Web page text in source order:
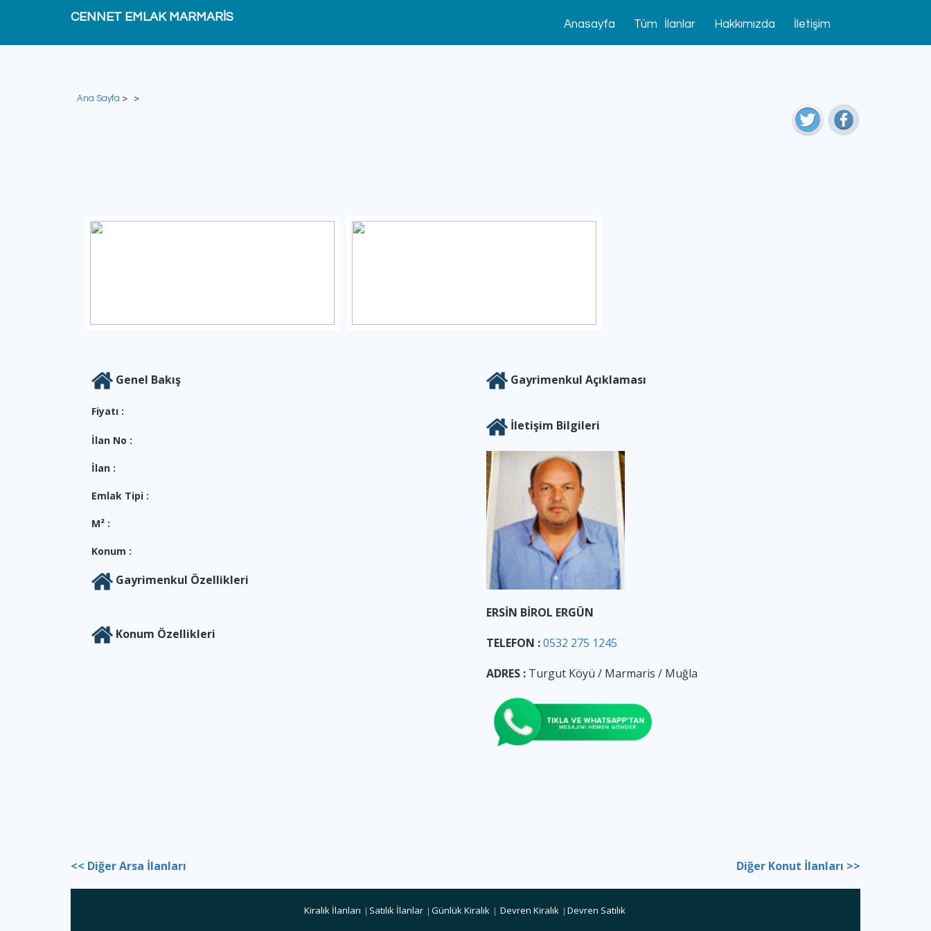
CENNET EMLAK MARMARİS
Anasayfa Tüm İlanlar Hakkımızda İletişim
Ana Sayfa > >
Cennet Emlak
Genel Bakış
Fiyatı :
İlan No :
İlan :
Emlak Tipi :
M² :
Konum :
Gayrimenkul Özellikleri
Konum Özellikleri
Gayrimenkul Açıklaması
İletişim Bilgileri
ERSİN BİROL ERGÜN
TELEFON :0532 275 1245
ADRES : Turgut Köyü / Marmaris / Muğla
<< Diğer Arsa İlanları Diğer Konut İlanları >>
Kiralık İlanları | Satılık İlanlar | Günlük Kiralık | Devren Kiralık | Devren Satılık